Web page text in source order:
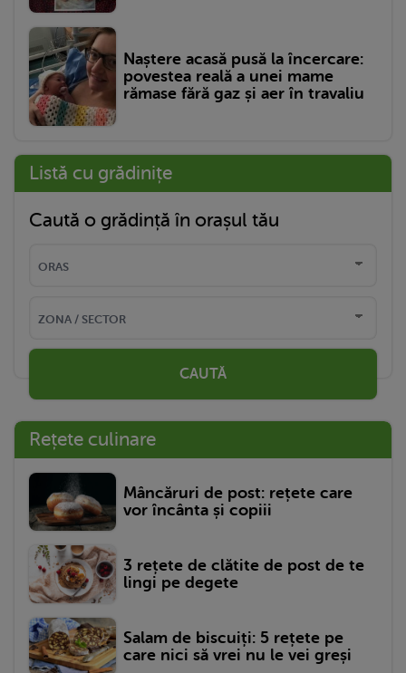
Naștere acasă pusă la încercare:
povestea reală a unei mame
rămase fără gaz și aer în travaliu
Listă cu grădinițe
Caută o grădință în orașul tău
CAUTĂ
Rețete culinare
Mâncăruri de post: rețete care
vor încânta și copiii
3 rețete de clătite de post de te
lingi pe degete
Salam de biscuiți: 5 rețete pe
care nici să vrei nu le vei greși